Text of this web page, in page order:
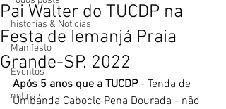
historias & Noticias
Manifesto
Eventos
noticias
Pai Walter do TUCDP na
Festa de Iemanjá Praia
Grande-SP. 2022
Após 5 anos que a TUCDP - Tenda de
Umbanda Caboclo Pena Dourada - não